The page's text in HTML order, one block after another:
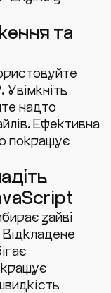
та
Увімкніть
надто
Ефективна
покращує
зайві